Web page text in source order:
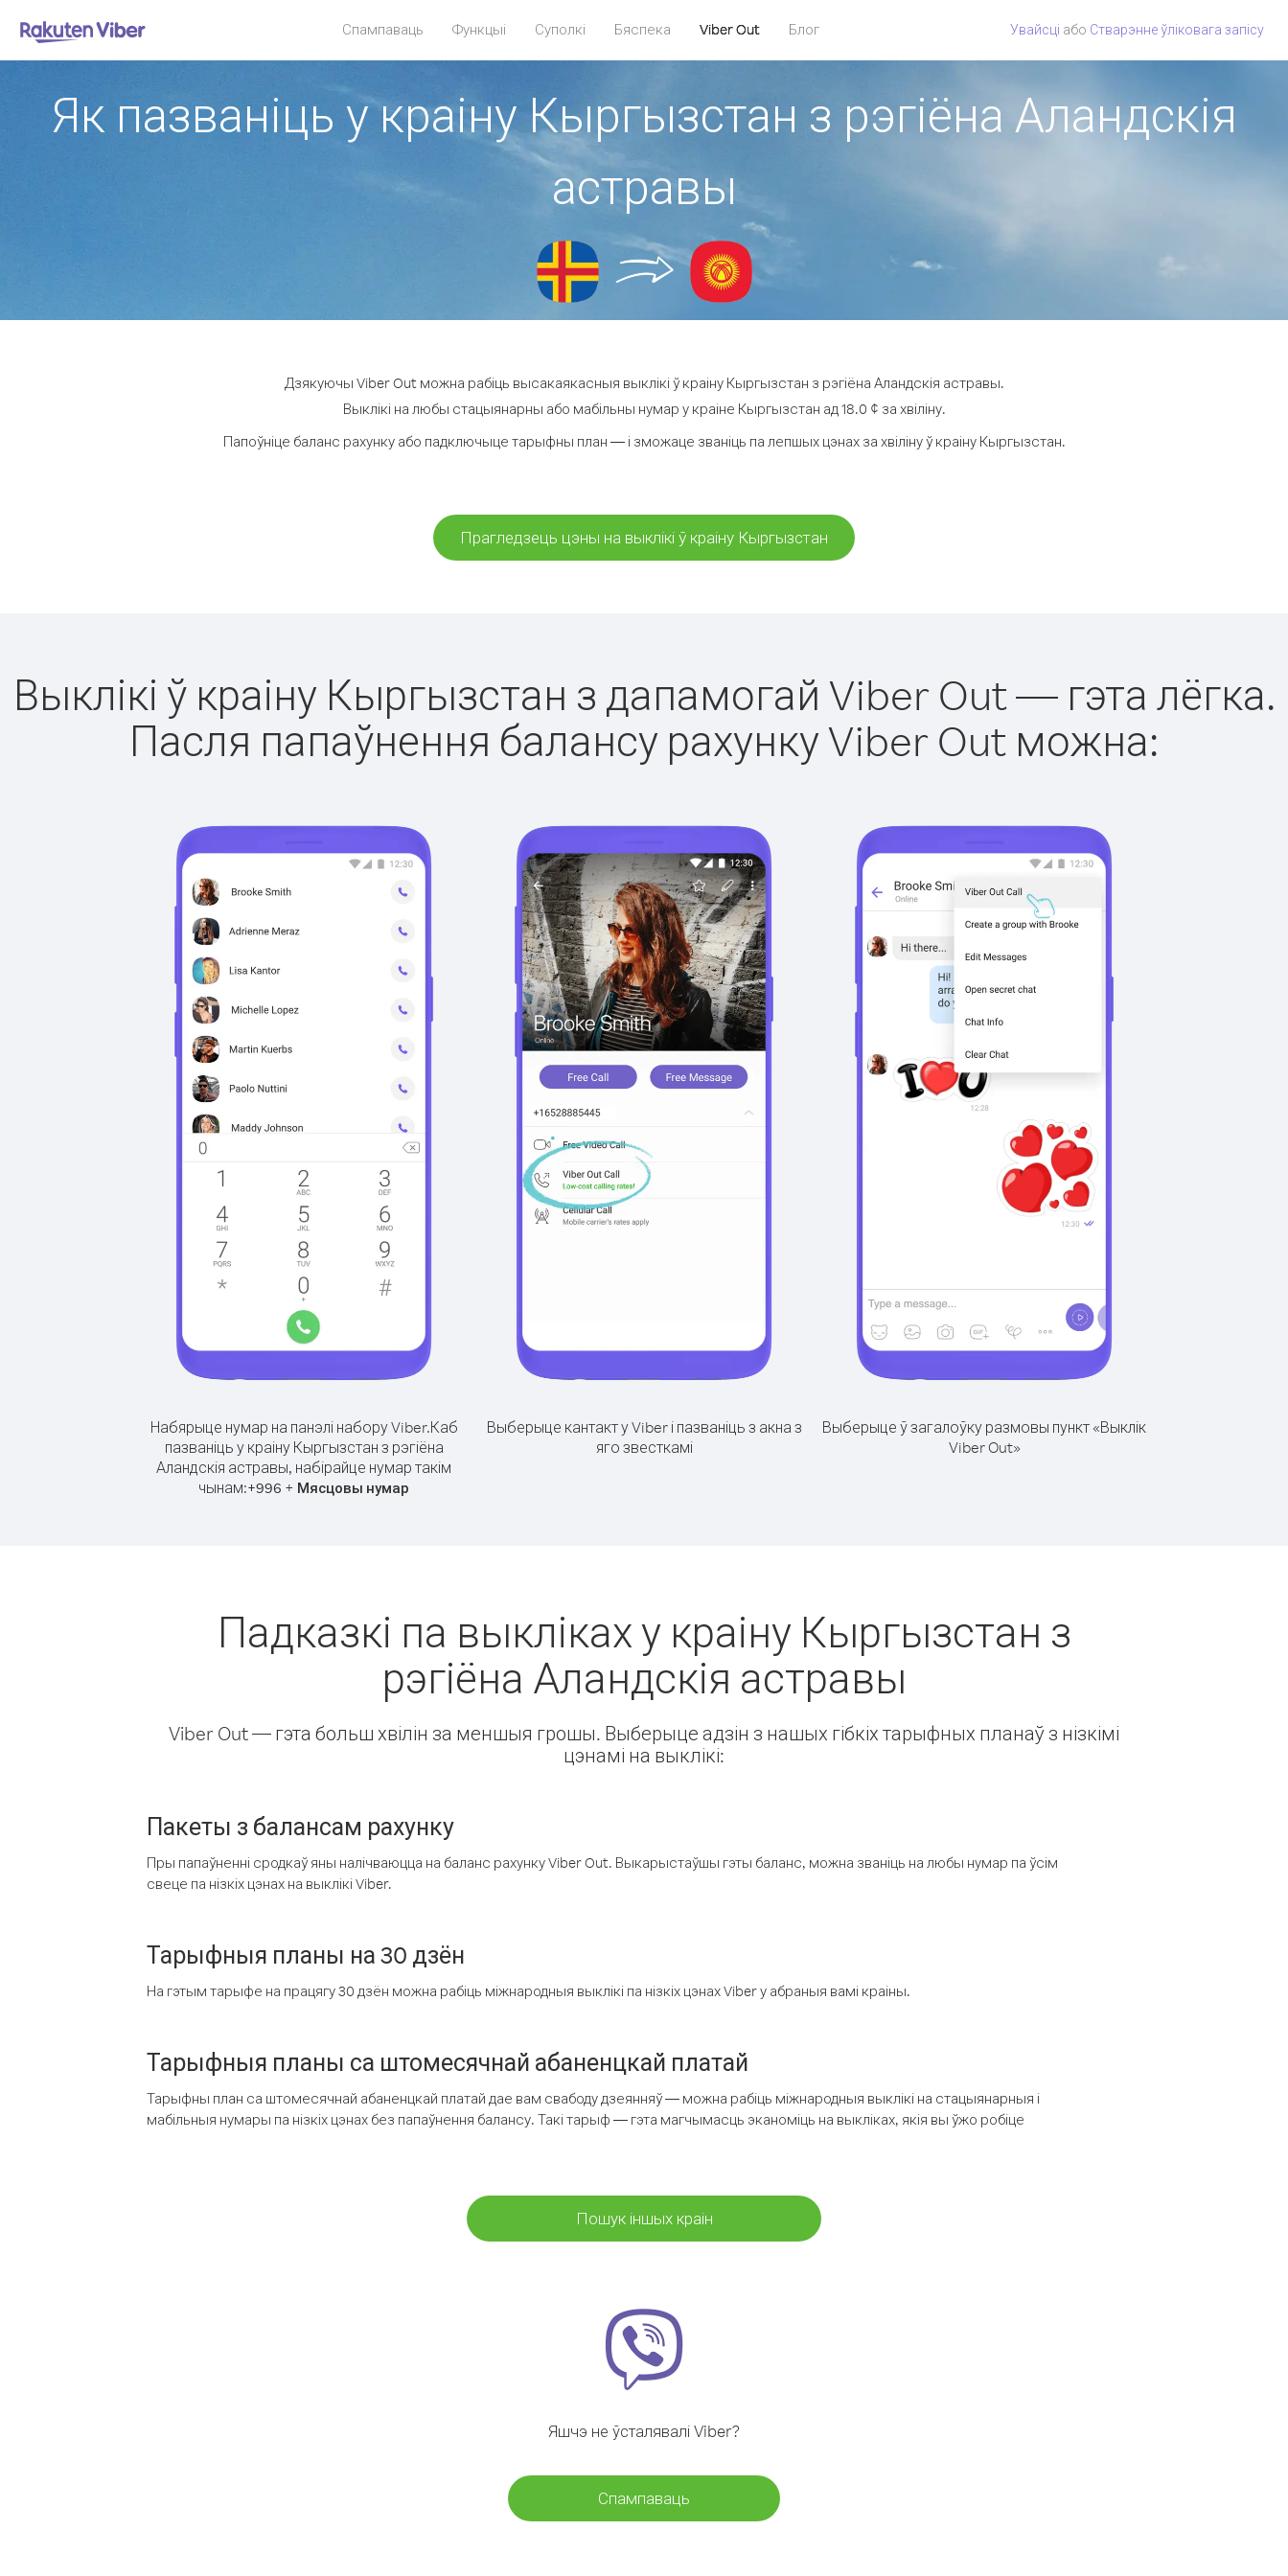
Спампаваць Функцыі Суполкі Бяспека Viber Out Блог Увайсці або Стварэнне ўліковага запісу
Як пазваніць у краіну Кыргызстан з рэгіёна Аландскія
астравы
Дзякуючы Viber Out можна рабіць высакаякасныя выклікі ў краіну Кыргызстан з рэгіёна Аландскія астравы.
Выклікі на любы стацыянарны або мабільны нумар у краіне Кыргызстан ад 18.0 ¢ за хвіліну.
Папоўніце баланс рахунку або падключыце тарыфны план — і зможаце званіць па лепшых цэнах за хвіліну ў краіну Кыргызстан.
Прагледзець цэны на выклікі ў краіну Кыргызстан
Выклікі ў краіну Кыргызстан з дапамогай Viber Out — гэта лёгка.
Пасля папаўнення балансу рахунку Viber Out можна:
Набярыце нумар на панэлі набору Viber.Каб
пазваніць у краіну Кыргызстан з рэгіёна
Аландскія астравы, набірайце нумар такім
чынам:+996 + Мясцовы нумар
Выберыце кантакт у Viber і пазваніць з акна з
яго звесткамі
Выберыце ў загалоўку размовы пункт «Выклік
Viber Out»
Падказкі па выкліках у краіну Кыргызстан з
рэгіёна Аландскія астравы
Viber Out — гэта больш хвілін за меншыя грошы. Выберыце адзін з нашых гібкіх тарыфных планаў з нізкімі
цэнамі на выклікі:
Пакеты з балансам рахунку
Пры папаўненні сродкаў яны налічваюцца на баланс рахунку Viber Out. Выкарыстаўшы гэты баланс, можна званіць на любы нумар па ўсім
свеце па нізкіх цэнах на выклікі Viber.
Тарыфныя планы на 30 дзён
На гэтым тарыфе на працягу 30 дзён можна рабіць міжнародныя выклікі па нізкіх цэнах Viber у абраныя вамі краіны.
Тарыфныя планы са штомесячнай абаненцкай платай
Тарыфны план са штомесячнай абаненцкай платай дае вам свабоду дзеянняў — можна рабіць міжнародныя выклікі на стацыянарныя і
мабільныя нумары па нізкіх цэнах без папаўнення балансу. Такі тарыф — гэта магчымасць эканоміць на выкліках, якія вы ўжо робіце
Пошук іншых краін
Яшчэ не ўсталявалі Viber?
Спампаваць